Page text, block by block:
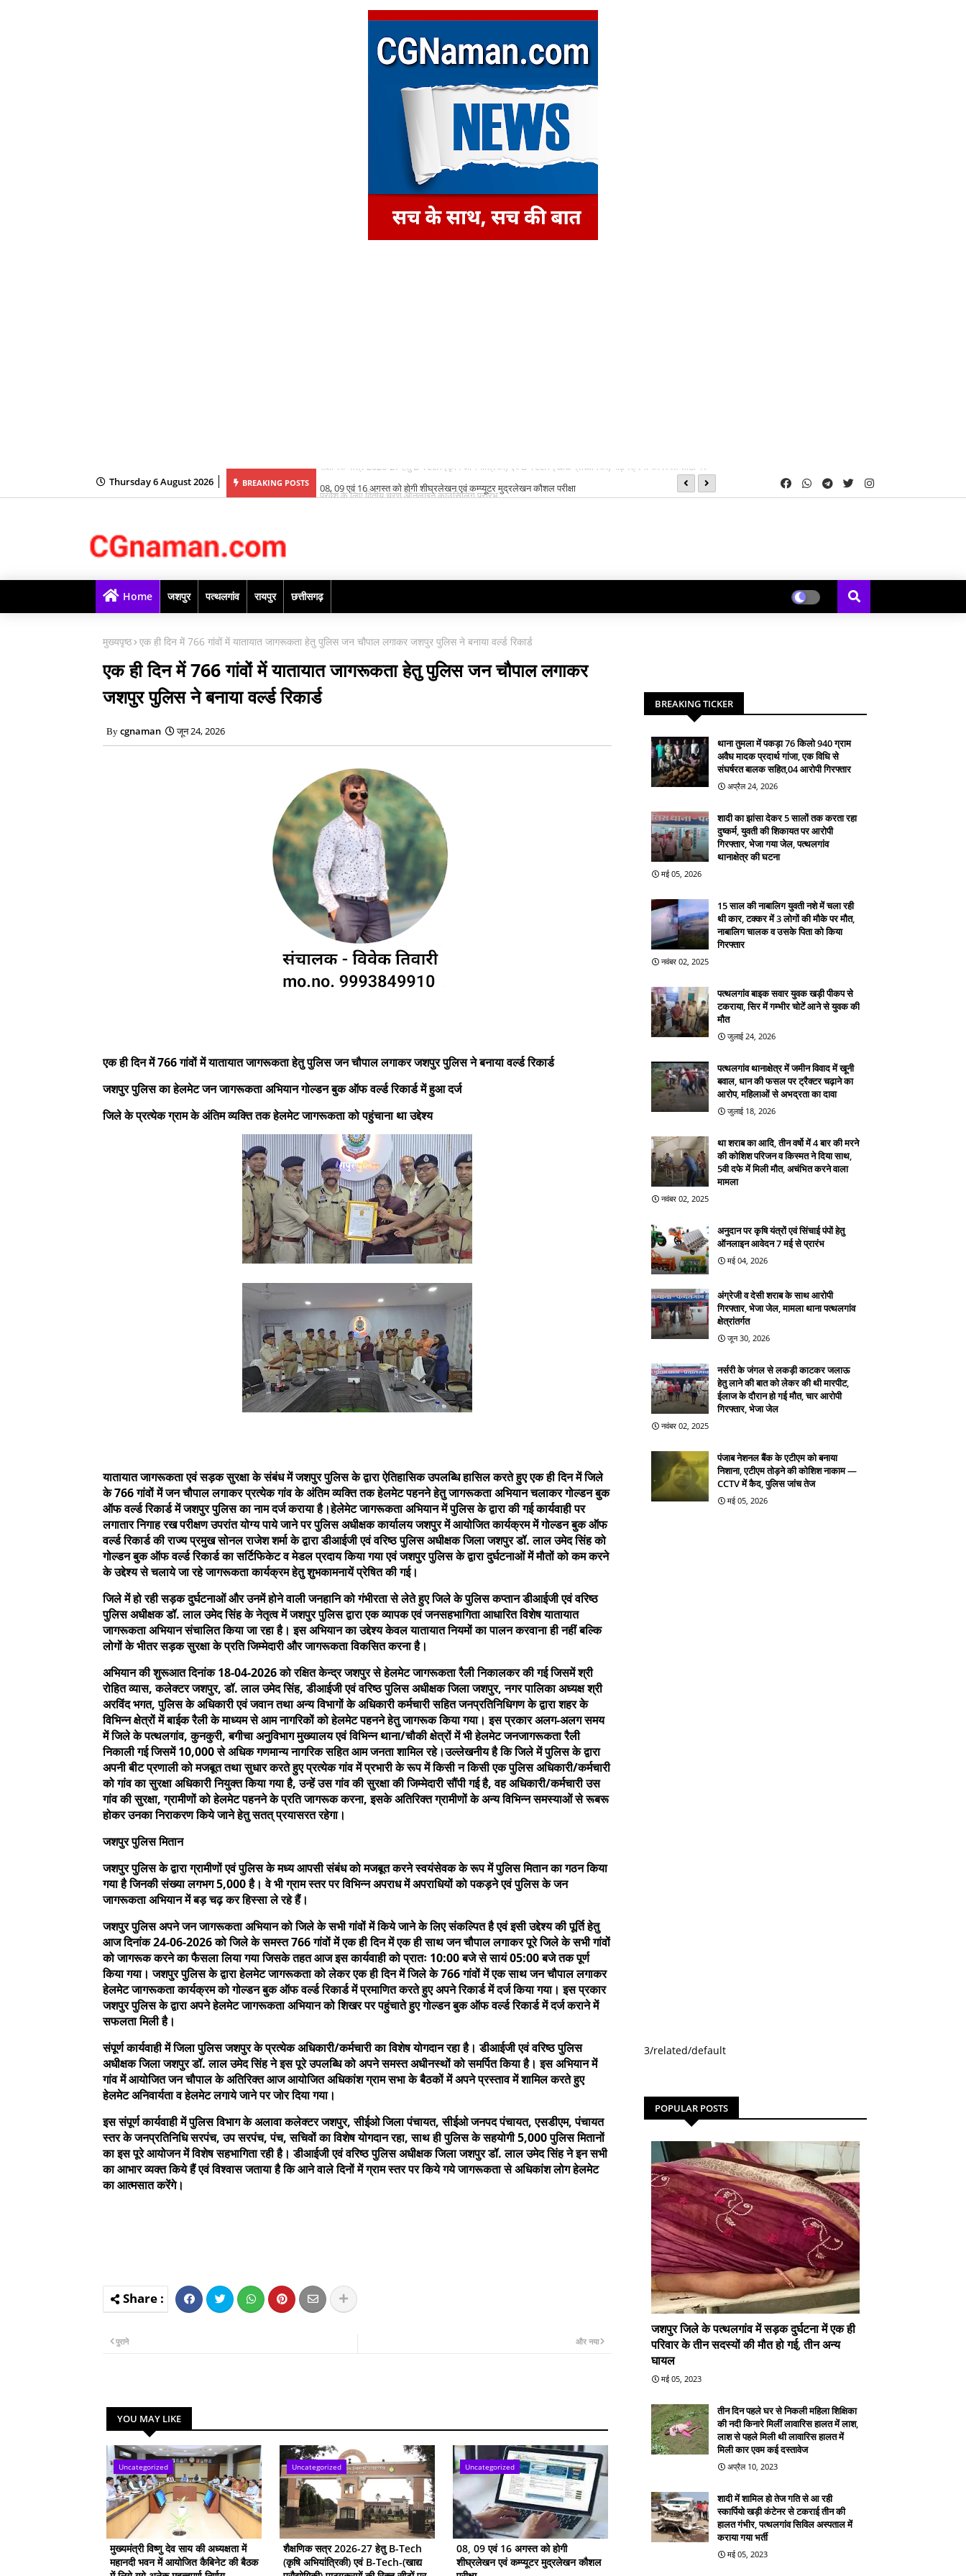
Thursday 6 August 2026 BREAKING POSTS
B-Tech (कृषि अभियांत्रिकी) एवं B-Tech-(खाद्य प्रौद्योगिकी) पाठ्यक्रमों की रिक्त सीटों पर 08, 09 एवं 16 अगस्त को होगी शीघ्रलेखन एवं कम्प्यूटर मुद्रलेखन कौशल परीक्षा IDBI बैंक की CSR पहल से जशपुर के 8 विद्यालयों में शुरू हुई स्मार्ट क्लास,
Home जशपुर पत्थलगांव रायपुर छत्तीसगढ़
मुख्यपृष्ठ एक ही दिन में 766 गांवों में यातायात जागरूकता हेतु पुलिस जन चौपाल लगाकर जशपुर पुलिस ने बनाया वर्ल्ड रिकार्ड
एक ही दिन में 766 गांवों में यातायात जागरूकता हेतु पुलिस जन चौपाल लगाकर
जशपुर पुलिस ने बनाया वर्ल्ड रिकार्ड
cgnaman जून 24, 2026
एक ही दिन में 766 गांवों में यातायात जागरूकता हेतु पुलिस जन चौपाल लगाकर जशपुर पुलिस ने बनाया वर्ल्ड रिकार्ड
जशपुर पुलिस का हेलमेट जन जागरूकता अभियान गोल्डन बुक ऑफ वर्ल्ड रिकार्ड में हुआ दर्ज
जिले के प्रत्येक ग्राम के अंतिम व्यक्ति तक हेलमेट जागरूकता को पहुंचाना था उद्देश्य
यातायात जागरूकता एवं सड़क सुरक्षा के संबंध में जशपुर पुलिस के द्वारा ऐतिहासिक उपलब्धि हासिल करते हुए एक ही दिन में जिले
के 766 गांवों में जन चौपाल लगाकर प्रत्येक गांव के अंतिम व्यक्ति तक हेलमेट पहनने हेतु जागरूकता अभियान चलाकर गोल्डन बुक
ऑफ वर्ल्ड रिकार्ड में जशपुर पुलिस का नाम दर्ज कराया है।हेलेमेट जागरूकता अभियान में पुलिस के द्वारा की गई कार्यवाही पर
लगातार निगाह रख परीक्षण उपरांत योग्य पाये जाने पर पुलिस अधीक्षक कार्यालय जशपुर में आयोजित कार्यक्रम में गोल्डन बुक ऑफ
वर्ल्ड रिकार्ड की राज्य प्रमुख सोनल राजेश शर्मा के द्वारा डीआईजी एवं वरिष्ठ पुलिस अधीक्षक जिला जशपुर डॉ. लाल उमेद सिंह को
गोल्डन बुक ऑफ वर्ल्ड रिकार्ड का सर्टिफिकेट व मेडल प्रदाय किया गया एवं जशपुर पुलिस के द्वारा दुर्घटनाओं में मौतों को कम करने
के उद्देश्य से चलाये जा रहे जागरूकता कार्यक्रम हेतु शुभकामनायें प्रेषित की गई।
जिले में हो रही सड़क दुर्घटनाओं और उनमें होने वाली जनहानि को गंभीरता से लेते हुए जिले के पुलिस कप्तान डीआईजी एवं वरिष्ठ
पुलिस अधीक्षक डॉ. लाल उमेद सिंह के नेतृत्व में जशपुर पुलिस द्वारा एक व्यापक एवं जनसहभागिता आधारित विशेष यातायात
जागरूकता अभियान संचालित किया जा रहा है। इस अभियान का उद्देश्य केवल यातायात नियमों का पालन करवाना ही नहीं बल्कि
लोगों के भीतर सड़क सुरक्षा के प्रति जिम्मेदारी और जागरूकता विकसित करना है।
अभियान की शुरूआत दिनांक 18-04-2026 को रक्षित केन्द्र जशपुर से हेलमेट जागरूकता रैली निकालकर की गई जिसमें श्री
रोहित व्यास, कलेक्टर जशपुर, डॉ. लाल उमेद सिंह, डीआईजी एवं वरिष्ठ पुलिस अधीक्षक जिला जशपुर, नगर पालिका अध्यक्ष श्री
अरविंद भगत, पुलिस के अधिकारी एवं जवान तथा अन्य विभागों के अधिकारी कर्मचारी सहित जनप्रतिनिधिगण के द्वारा शहर के
विभिन्न क्षेत्रों में बाईक रैली के माध्यम से आम नागरिकों को हेलमेट पहनने हेतु जागरूक किया गया। इस प्रकार अलग-अलग समय
में जिले के पत्थलगांव, कुनकुरी, बगीचा अनुविभाग मुख्यालय एवं विभिन्न थाना/चौकी क्षेत्रों में भी हेलमेट जनजागरूकता रैली
निकाली गई जिसमें 10,000 से अधिक गणमान्य नागरिक सहित आम जनता शामिल रहे।उल्लेखनीय है कि जिले में पुलिस के द्वारा
अपनी बीट प्रणाली को मजबूत तथा सुधार करते हुए प्रत्येक गांव में प्रभारी के रूप में किसी न किसी एक पुलिस अधिकारी/कर्मचारी
को गांव का सुरक्षा अधिकारी नियुक्त किया गया है, उन्हें उस गांव की सुरक्षा की जिम्मेदारी सौंपी गई है, वह अधिकारी/कर्मचारी उस
गांव की सुरक्षा, ग्रामीणों को हेलमेट पहनने के प्रति जागरूक करना, इसके अतिरिक्त ग्रामीणों के अन्य विभिन्न समस्याओं से रूबरू
होकर उनका निराकरण किये जाने हेतु सतत् प्रयासरत रहेगा।
जशपुर पुलिस मितान
जशपुर पुलिस के द्वारा ग्रामीणों एवं पुलिस के मध्य आपसी संबंध को मजबूत करने स्वयंसेवक के रूप में पुलिस मितान का गठन किया
गया है जिनकी संख्या लगभग 5,000 है। वे भी ग्राम स्तर पर विभिन्न अपराध में अपराधियों को पकड़ने एवं पुलिस के जन
जागरूकता अभियान में बड़ चढ़ कर हिस्सा ले रहे हैं।
जशपुर पुलिस अपने जन जागरूकता अभियान को जिले के सभी गांवों में किये जाने के लिए संकल्पित है एवं इसी उद्देश्य की पूर्ति हेतु
आज दिनांक 24-06-2026 को जिले के समस्त 766 गांवों में एक ही दिन में एक ही साथ जन चौपाल लगाकर पूरे जिले के सभी गांवों
को जागरूक करने का फैसला लिया गया जिसके तहत आज इस कार्यवाही को प्रातः 10:00 बजे से सायं 05:00 बजे तक पूर्ण
किया गया। जशपुर पुलिस के द्वारा हेलमेट जागरूकता को लेकर एक ही दिन में जिले के 766 गांवों में एक साथ जन चौपाल लगाकर
हेलमेट जागरूकता कार्यक्रम को गोल्डन बुक ऑफ वर्ल्ड रिकार्ड में प्रमाणित करते हुए अपने रिकार्ड में दर्ज किया गया। इस प्रकार
जशपुर पुलिस के द्वारा अपने हेलमेट जागरूकता अभियान को शिखर पर पहुंचाते हुए गोल्डन बुक ऑफ वर्ल्ड रिकार्ड में दर्ज कराने में
सफलता मिली है।
संपूर्ण कार्यवाही में जिला पुलिस जशपुर के प्रत्येक अधिकारी/कर्मचारी का विशेष योगदान रहा है। डीआईजी एवं वरिष्ठ पुलिस
अधीक्षक जिला जशपुर डॉ. लाल उमेद सिंह ने इस पूरे उपलब्धि को अपने समस्त अधीनस्थों को समर्पित किया है। इस अभियान में
गांव में आयोजित जन चौपाल के अतिरिक्त आज आयोजित अधिकांश ग्राम सभा के बैठकों में अपने प्रस्ताव में शामिल करते हुए
हेलमेट अनिवार्यता व हेलमेट लगाये जाने पर जोर दिया गया।
इस संपूर्ण कार्यवाही में पुलिस विभाग के अलावा कलेक्टर जशपुर, सीईओ जिला पंचायत, सीईओ जनपद पंचायत, एसडीएम, पंचायत
स्तर के जनप्रतिनिधि सरपंच, उप सरपंच, पंच, सचिवों का विशेष योगदान रहा, साथ ही पुलिस के सहयोगी 5,000 पुलिस मितानों
का इस पूरे आयोजन में विशेष सहभागिता रही है। डीआईजी एवं वरिष्ठ पुलिस अधीक्षक जिला जशपुर डॉ. लाल उमेद सिंह ने इन सभी
का आभार व्यक्त किये हैं एवं विश्वास जताया है कि आने वाले दिनों में ग्राम स्तर पर किये गये जागरूकता से अधिकांश लोग हेलमेट
का आत्मसात करेंगे।
और नया
पुराने
YOU MAY LIKE
Uncategorized
मुख्यमंत्री विष्णु देव साय की अध्यक्षता में
महानदी भवन में आयोजित कैबिनेट की बैठक
Uncategorized
शैक्षणिक सत्र 2026-27 हेतु B-Tech
(कृषि अभियांत्रिकी) एवं B-Tech-(खाद्य
Uncategorized
08, 09 एवं 16 अगस्त को होगी
शीघ्रलेखन एवं कम्प्यूटर मुद्रलेखन कौशल
BREAKING TICKER
थाना तुमला में पकड़ा 76 किलो 940 ग्राम
अवैध मादक प्रदार्थ गांजा, एक विधि से
संघर्षरत बालक सहित,04 आरोपी गिरफ्तार
अप्रैल 24, 2026
शादी का झांसा देकर 5 सालों तक करता रहा
दुष्कर्म, युवती की शिकायत पर आरोपी
गिरफ्तार, भेजा गया जेल, पत्थलगांव
थानाक्षेत्र की घटना
मई 05, 2026
15 साल की नाबालिग युवती नशे में चला रही
थी कार, टक्कर में 3 लोगों की मौके पर मौत,
नाबालिग चालक व उसके पिता को किया
गिरफ्तार
नवंबर 02, 2025
पत्थलगांव बाइक सवार युवक खड़ी पीकप से
टकराया, सिर में गम्भीर चोटें आने से युवक की
मौत
जुलाई 24, 2026
पत्थलगांव थानाक्षेत्र में जमीन विवाद में खूनी
बवाल, धान की फसल पर ट्रैक्टर चढ़ाने का
आरोप, महिलाओं से अभद्रता का दावा
जुलाई 18, 2026
था शराब का आदि, तीन वर्षो में 4 बार की मरने
की कोशिश परिजन व किस्मत ने दिया साथ,
5वी दफे में मिली मौत, अचंभित करने वाला
मामला
नवंबर 02, 2025
अनुदान पर कृषि यंत्रों एवं सिंचाई पंपों हेतु
ऑनलाइन आवेदन 7 मई से प्रारंभ
मई 04, 2026
अंग्रेजी व देसी शराब के साथ आरोपी
गिरफ्तार, भेजा जेल, मामला थाना पत्थलगांव
क्षेत्रांतर्गत
जून 30, 2026
नर्सरी के जंगल से लकड़ी काटकर जलाऊ
हेतु लाने की बात को लेकर की थी मारपीट,
ईलाज के दौरान हो गई मौत, चार आरोपी
गिरफ्तार, भेजा जेल
नवंबर 02, 2025
पंजाब नेशनल बैंक के एटीएम को बनाया
निशाना, एटीएम तोड़ने की कोशिश नाकाम —
CCTV में कैद, पुलिस जांच तेज
मई 05, 2026
3/related/default
POPULAR POSTS
जशपुर जिले के पत्थलगांव में सड़क दुर्घटना में एक ही
परिवार के तीन सदस्यों की मौत हो गई, तीन अन्य
घायल
मई 05, 2023
तीन दिन पहले घर से निकली महिला शिक्षिका
की नदी किनारे मिलीं लावारिस हालत में लाश,
लाश से पहले मिली थी लावारिस हालत में
मिली कार एवम कई दस्तावेज
अप्रैल 10, 2023
शादी में शामिल हो तेज गति से आ रही
स्कार्पियो खड़ी कंटेनर से टकराई तीन की
हालत गंभीर, पत्थलगांव सिविल अस्पताल में
कराया गया भर्ती
मई 05, 2023